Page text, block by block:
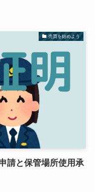
売買を始めよう
請と保管場所使用承